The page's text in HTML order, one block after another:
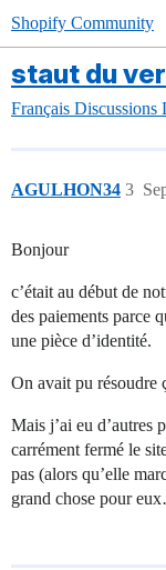
Shopify Community
staut du
Français Discussions
AGULHON34 3
Bonjour
c’était au début de
des paiements parce
une pièce d’identité.
On avait pu résoudre
Mais j’ai eu d’autres
carrément fermé le
pas (alors qu’elle
grand chose pour